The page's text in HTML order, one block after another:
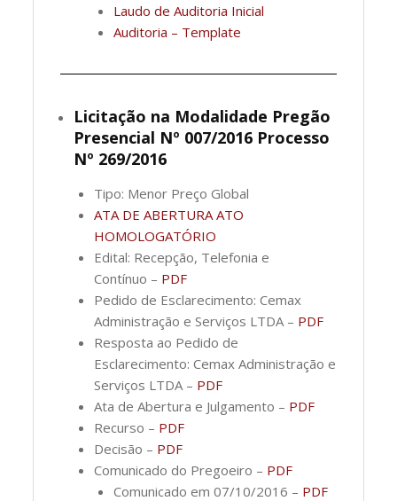
Laudo de Auditoria Inicial
Auditoria – Template
Licitação na Modalidade Pregão
Presencial Nº 007/2016 Processo
Nº 269/2016
Tipo: Menor Preço Global
ATA DE ABERTURA ATO
HOMOLOGATÓRIO
Edital: Recepção, Telefonia e
Contínuo – PDF
Pedido de Esclarecimento: Cemax
Administração e Serviços LTDA – PDF
Resposta ao Pedido de
Esclarecimento: Cemax Administração e
Serviços LTDA – PDF
Ata de Abertura e Julgamento – PDF
Recurso – PDF
Decisão – PDF
Comunicado do Pregoeiro – PDF
Comunicado em 07/10/2016 – PDF